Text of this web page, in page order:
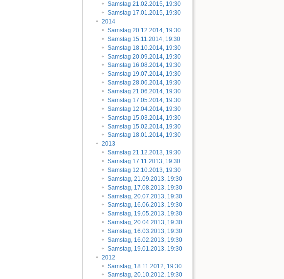
Samstag 21.02.2015, 19:30
Samstag 17.01.2015, 19:30
2014
Samstag 20.12.2014, 19:30
Samstag 15.11.2014, 19:30
Samstag 18.10.2014, 19:30
Samstag 20.09.2014, 19:30
Samstag 16.08.2014, 19:30
Samstag 19.07.2014, 19:30
Samstag 28.06.2014, 19:30
Samstag 21.06.2014, 19:30
Samstag 17.05.2014, 19:30
Samstag 12.04.2014, 19:30
Samstag 15.03.2014, 19:30
Samstag 15.02.2014, 19:30
Samstag 18.01.2014, 19:30
2013
Samstag 21.12.2013, 19:30
Samstag 17.11.2013, 19:30
Samstag 12.10.2013, 19:30
Samstag, 21.09.2013, 19:30
Samstag, 17.08.2013, 19:30
Samstag, 20.07.2013, 19:30
Samstag, 16.06.2013, 19:30
Samstag, 19.05.2013, 19:30
Samstag, 20.04.2013, 19:30
Samstag, 16.03.2013, 19:30
Samstag, 16.02.2013, 19:30
Samstag, 19.01.2013, 19:30
2012
Samstag, 18.11.2012, 19:30
Samstag, 20.10.2012, 19:30